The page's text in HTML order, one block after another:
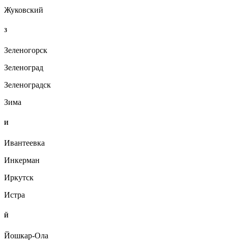
Жуковский
З
Зеленогорск
Зеленоград
Зеленоградск
Зима
И
Ивантеевка
Инкерман
Иркутск
Истра
Й
Йошкар-Ола